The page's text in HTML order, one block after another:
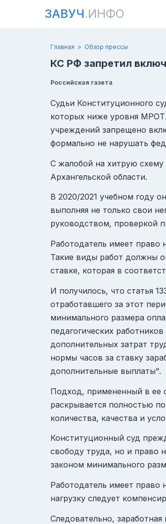
ЗАВУЧ.ИНФО
Главная Обзор прессы
КС РФ запретил
Российская газета
Судьи Конституционного
которых ниже уровня
учреждений запрещено
формально не нарушать
С жалобой на хитрую схему
Архангельской области.
В 2020/2021 учебном году
выполняя не только свои
руководством, проверкой
Работодатель имеет
Такие виды работ должны
ставке, которая в
И получилось, что статья
отработавшего за этот
минимального размера
педагогических
дополнительных затрат
нормы часов за ставку
дополнительные выплаты".
Подход, примененный в ее
раскрывается полностью
количества, качества и
Конституционный суд
свободу труда, но и право
законом минимального
Работодатель имеет
нагрузку следует
Следовательно,